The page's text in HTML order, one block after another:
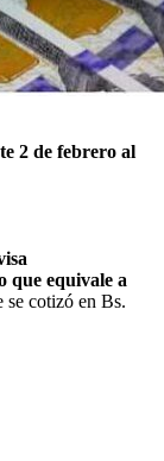
2 de febrero al
que equivale a
se cotizó en Bs.